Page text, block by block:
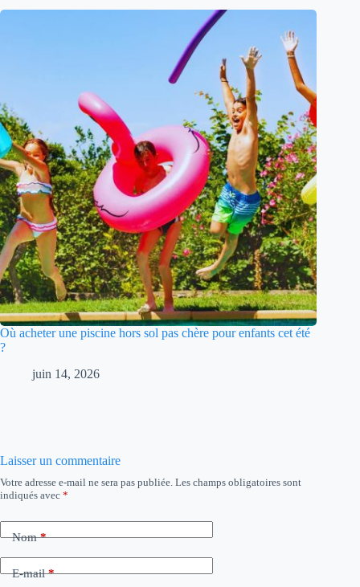
Où acheter une piscine hors sol pas chère pour enfants cet été
?
juin 14, 2026
Laisser un commentaire
Votre adresse e-mail ne sera pas publiée. Les champs obligatoires sont
indiqués avec *
Nom*
E-mail*